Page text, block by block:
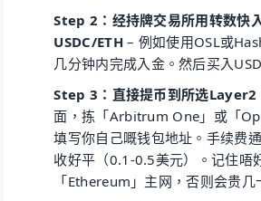
Step 2：经持牌交易所用转数快
USDC/ETH– 例如使用OSL或
几分钟内完成入金。然后买入
Step 3：直接提币到所选Layer2
面，拣「Arbitrum One」或「
填写你自己嘅钱包地址。手续费
收好平（0.1-0.5美元）。记住唔
「Ethereum」主网，否则会贵几